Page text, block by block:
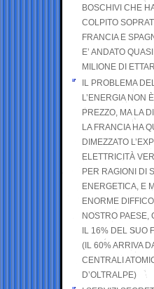
BOSCHIVI CHE
COLPITO
FRANCIA E
E’ ANDATO
MILIONE DI
IL PROBLEMA
L’ENERGIA NON
PREZZO, MA LA
LA FRANCIA HA
DIMEZZATO
ELETTRICITÀ
PER RAGIONI DI
ENERGETICA, E
ENORME
NOSTRO PAESE,
IL 16% DEL SUO
(IL 60% ARRIVA
CENTRALI
D’OLTRALPE)